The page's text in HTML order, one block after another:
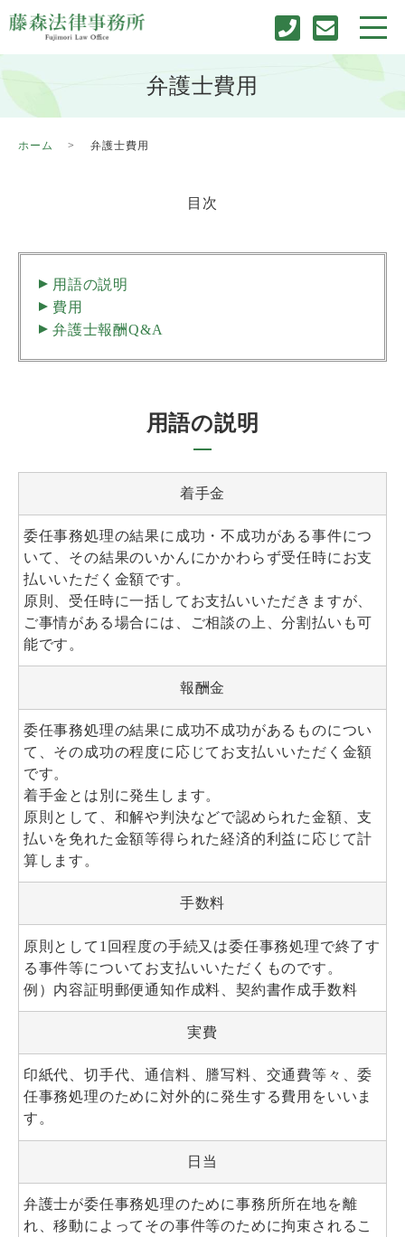
弁護士費用
ホーム 弁護士費用
⽬次
用語の説明
費用
弁護士報酬Q&A
用語の説明
着手金
委任事務処理の結果に成功・不成功がある事件につ
いて、その結果のいかんにかかわらず受任時にお支
払いいただく金額です。
原則、受任時に一括してお支払いいただきますが、
ご事情がある場合には、ご相談の上、分割払いも可
能です。
報酬金
委任事務処理の結果に成功不成功があるものについ
て、その成功の程度に応じてお支払いいただく金額
です。
着手金とは別に発生します。
原則として、和解や判決などで認められた金額、支
払いを免れた金額等得られた経済的利益に応じて計
算します。
手数料
原則として1回程度の手続又は委任事務処理で終了す
る事件等についてお支払いいただくものです。
例）内容証明郵便通知作成料、契約書作成手数料
実費
印紙代、切手代、通信料、謄写料、交通費等々、委
任事務処理のために対外的に発生する費用をいいま
す。
日当
弁護士が委任事務処理のために事務所所在地を離
れ、移動によってその事件等のために拘束されるこ